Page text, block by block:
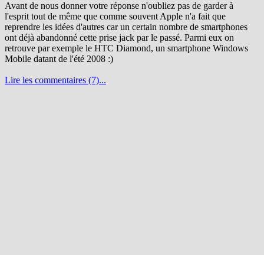
Avant de nous donner votre réponse n'oubliez pas de garder à
l'esprit tout de même que comme souvent Apple n'a fait que
reprendre les idées d'autres car un certain nombre de smartphones
ont déjà abandonné cette prise jack par le passé. Parmi eux on
retrouve par exemple le HTC Diamond, un smartphone Windows
Mobile datant de l'été 2008 :)
Lire les commentaires (7)...